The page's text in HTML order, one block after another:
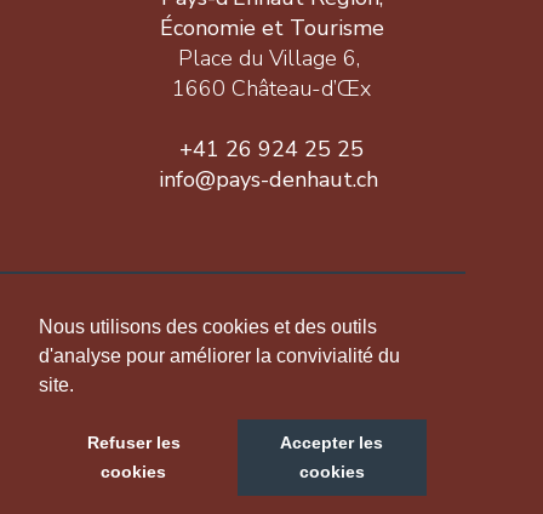
Nous utilisons des cookies et des outils
d'analyse pour améliorer la convivialité du
site.
Refuser les
cookies
Accepter les
cookies
Économie et Tourisme
Place du Village 6,
1660 Château-d’Œx
+41 26 924 25 25
info@pays-denhaut.ch
NOUS SUIVRE